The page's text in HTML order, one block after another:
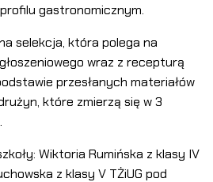
gastronomicznym.
selekcja, która polega na
wraz z recepturą
przesłanych materiałów
które zmierzą się w 3
Wiktoria Rumińska z klasy IV
z klasy V TŻiUG pod